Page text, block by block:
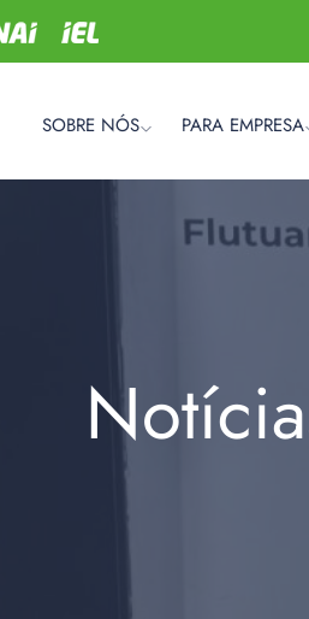
SOBRE NÓS PARA EMPRESA